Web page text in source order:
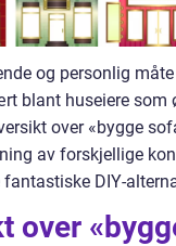
og personlig
blant huseiere som
over «bygge
av forskjellige
DIY-
over